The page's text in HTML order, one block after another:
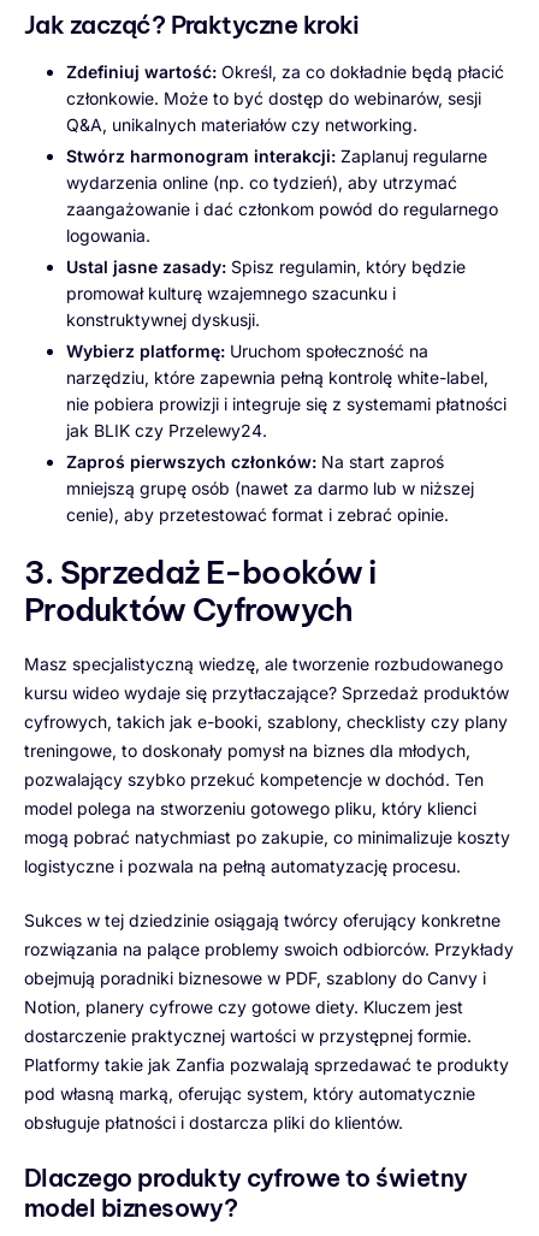
Jak zacząć? Praktyczne kroki
Zdefiniuj wartość: Określ, za co dokładnie będą płacić
członkowie. Może to być dostęp do webinarów, sesji
Q&A, unikalnych materiałów czy networking.
Stwórz harmonogram interakcji: Zaplanuj regularne
wydarzenia online (np. co tydzień), aby utrzymać
zaangażowanie i dać członkom powód do regularnego
logowania.
Ustal jasne zasady: Spisz regulamin, który będzie
promował kulturę wzajemnego szacunku i
konstruktywnej dyskusji.
Wybierz platformę: Uruchom społeczność na
narzędziu, które zapewnia pełną kontrolę white-label,
nie pobiera prowizji i integruje się z systemami płatności
jak BLIK czy Przelewy24.
Zaproś pierwszych członków: Na start zaproś
mniejszą grupę osób (nawet za darmo lub w niższej
cenie), aby przetestować format i zebrać opinie.
3. Sprzedaż E-booków i
Produktów Cyfrowych
Masz specjalistyczną wiedzę, ale tworzenie rozbudowanego
kursu wideo wydaje się przytłaczające? Sprzedaż produktów
cyfrowych, takich jak e-booki, szablony, checklisty czy plany
treningowe, to doskonały pomysł na biznes dla młodych,
pozwalający szybko przekuć kompetencje w dochód. Ten
model polega na stworzeniu gotowego pliku, który klienci
mogą pobrać natychmiast po zakupie, co minimalizuje koszty
logistyczne i pozwala na pełną automatyzację procesu.
Sukces w tej dziedzinie osiągają twórcy oferujący konkretne
rozwiązania na palące problemy swoich odbiorców. Przykłady
obejmują poradniki biznesowe w PDF, szablony do Canvy i
Notion, planery cyfrowe czy gotowe diety. Kluczem jest
dostarczenie praktycznej wartości w przystępnej formie.
Platformy takie jak Zanfia pozwalają sprzedawać te produkty
pod własną marką, oferując system, który automatycznie
obsługuje płatności i dostarcza pliki do klientów.
Dlaczego produkty cyfrowe to świetny
model biznesowy?